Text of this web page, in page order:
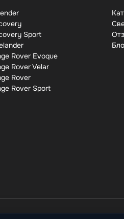
Sport
Rover Evoque
Rover Velar
Rover
Rover Sport